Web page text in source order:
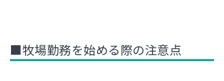
■牧場勤務を始める際の注意点